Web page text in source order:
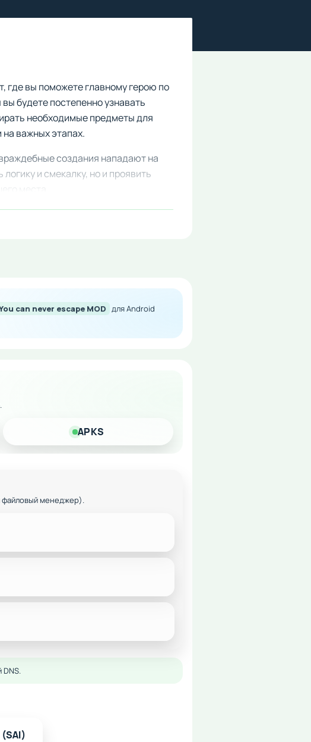
где вы поможете главному герою по
будете постепенно узнавать
необходимые предметы для
важных этапах.
создания нападают на
и смекалку, но и проявить
удовольствия от прохождения
can never escape MOD для Android
APKS
файловый менеджер).
DNS.